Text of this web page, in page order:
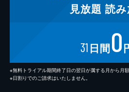
見放題 読
31 日間0
※無料トライアル期間終了日の翌日が属する月から月額
※日割りでのご請求はいたしません。